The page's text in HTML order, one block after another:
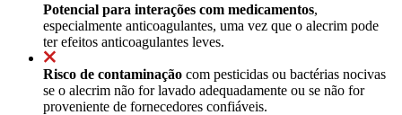
Potencial para interações com medicamentos,
especialmente anticoagulantes, uma vez que o alecrim pode
ter efeitos anticoagulantes leves.
Risco de contaminação com pesticidas ou bactérias nocivas
se o alecrim não for lavado adequadamente ou se não for
proveniente de fornecedores confiáveis.